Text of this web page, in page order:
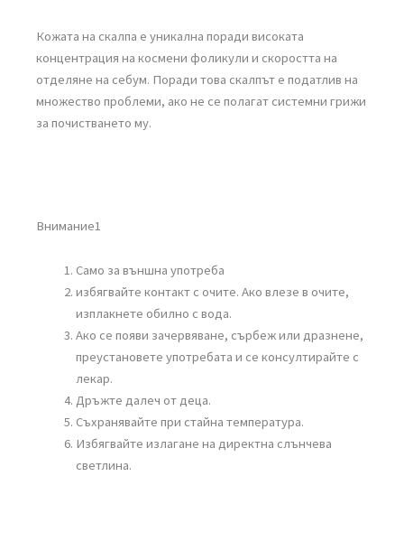
Кожата на скалпа е уникална поради високата
концентрация на космени фоликули и скоростта на
отделяне на себум. Поради това скалпът е податлив на
множество проблеми, ако не се полагат системни грижи
за почистването му.
Внимание1
Само за външна употреба
избягвайте контакт с очите. Ако влезе в очите,
изплакнете обилно с вода.
Ако се появи зачервяване, сърбеж или дразнене,
преустановете употребата и се консултирайте с
лекар.
Дръжте далеч от деца.
Съхранявайте при стайна температура.
Избягвайте излагане на директна слънчева
светлина.